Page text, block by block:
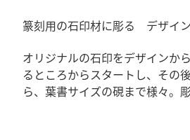
篆刻用の石印材に彫る デザイ
オリジナルの石印をデザインか
るところからスタートし、その
ら、葉書サイズの硯まで様々。